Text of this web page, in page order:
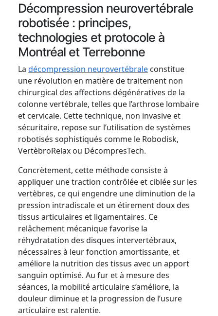
Décompression neurovertébrale
robotisée : principes,
technologies et protocole à
Montréal et Terrebonne
La décompression neurovertébraleconstitue
une révolution en matière de traitement non
chirurgical des affections dégénératives de la
colonne vertébrale, telles que l’arthrose lombaire
et cervicale. Cette technique, non invasive et
sécuritaire, repose sur l’utilisation de systèmes
robotisés sophistiqués comme le Robodisk,
VertèbroRelax ou DécompresTech.
Concrètement, cette méthode consiste à
appliquer une traction contrôlée et ciblée sur les
vertèbres, ce qui engendre une diminution de la
pression intradiscale et un étirement doux des
tissus articulaires et ligamentaires. Ce
relâchement mécanique favorise la
réhydratation des disques intervertébraux,
nécessaires à leur fonction amortissante, et
améliore la nutrition des tissus avec un apport
sanguin optimisé. Au fur et à mesure des
séances, la mobilité articulaire s’améliore, la
douleur diminue et la progression de l’usure
articulaire est ralentie.